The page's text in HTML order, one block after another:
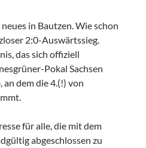
in Bautzen. Wie schon
2:0-Auswärtssieg.
das sich offiziell
Pokal Sachsen
dem die 4.(!) von
für alle, die mit dem
abgeschlossen zu